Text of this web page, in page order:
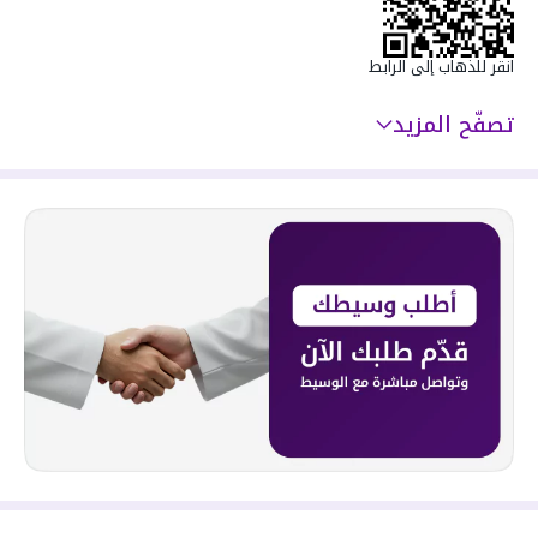
🛋️ صالتان بتصميم عملي ومساحات مريحة
🛋️ 2 spacious living halls with a practical and
🚿 حمامان بتشطيبات عصرية عالية الجودة
🍽️ مطبخ راكب ومجهز بالكامل
🌤️ سطح خاص بمخرجين مستقلين
انقر للذهاب إلى الرابط
تصفّح المزيد